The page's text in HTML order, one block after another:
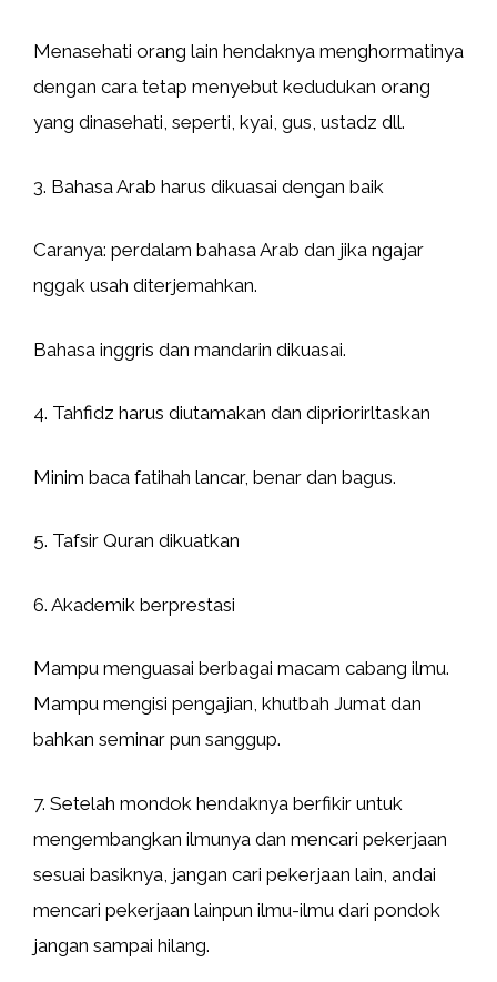
Menasehati orang lain hendaknya menghormatinya
dengan cara tetap menyebut kedudukan orang
yang dinasehati, seperti, kyai, gus, ustadz dll.
3. Bahasa Arab harus dikuasai dengan baik
Caranya: perdalam bahasa Arab dan jika ngajar
nggak usah diterjemahkan.
Bahasa inggris dan mandarin dikuasai.
4. Tahfidz harus diutamakan dan dipriorirltaskan
Minim baca fatihah lancar, benar dan bagus.
5. Tafsir Quran dikuatkan
6. Akademik berprestasi
Mampu menguasai berbagai macam cabang ilmu.
Mampu mengisi pengajian, khutbah Jumat dan
bahkan seminar pun sanggup.
7. Setelah mondok hendaknya berfikir untuk
mengembangkan ilmunya dan mencari pekerjaan
sesuai basiknya, jangan cari pekerjaan lain, andai
mencari pekerjaan lainpun ilmu-ilmu dari pondok
jangan sampai hilang.